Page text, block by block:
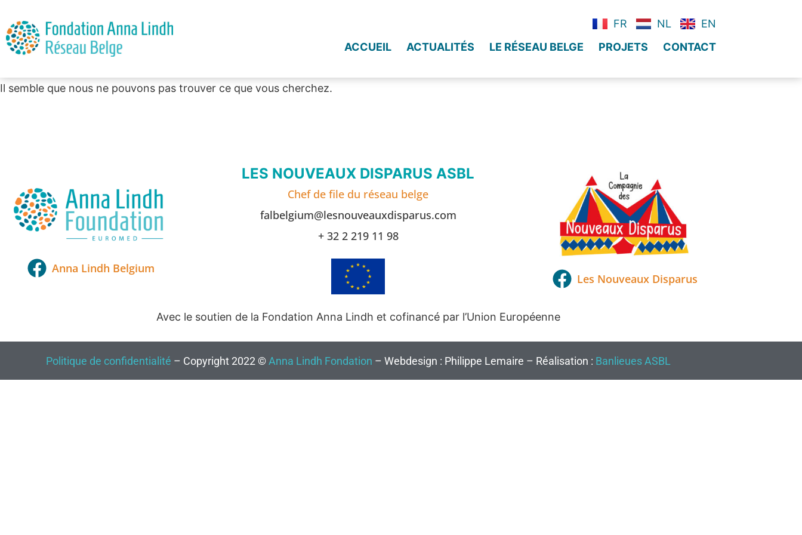
FR NL
EN
ACCUEIL
ACTUALITÉS LE RÉSEAU BELGE PROJETS CONTACT
Il semble que nous ne pouvons pas trouver ce que vous cherchez.
Anna Lindh Belgium
LES NOUVEAUX DISPARUS ASBL
Chef de file du réseau belge
falbelgium@lesnouveauxdisparus.com
+ 32 2 219 11 98
Les Nouveaux Disparus
Avec le soutien de la Fondation Anna Lindh et cofinancé par l’Union Européenne
Politique de confidentialité – Copyright 2022 © Anna Lindh Fondation – Webdesign : Philippe Lemaire – Réalisation : Banlieues ASBL